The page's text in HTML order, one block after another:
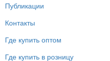
Публикации
Контакты
Где купить оптом
Где купить в розницу